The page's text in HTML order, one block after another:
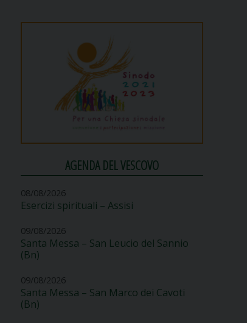
AGENDA DEL VESCOVO
08/08/2026
Esercizi spirituali – Assisi
09/08/2026
Santa Messa – San Leucio del Sannio
(Bn)
09/08/2026
Santa Messa – San Marco dei Cavoti
(Bn)